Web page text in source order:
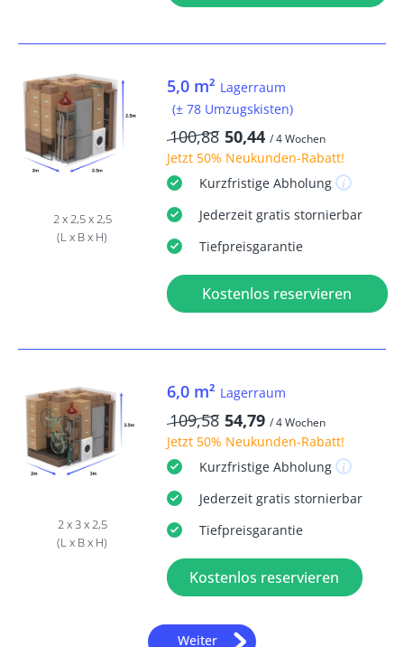
2 x 2,5 x 2,5
(L x B x H)
5,0 m² Lagerraum
(± 78 Umzugskisten)
100,88 50,44 / 4 Wochen
Jetzt 50% Neukunden-Rabatt!
KurzfristigeAbholung
Jederzeit gratis stornierbar
Tiefpreisgarantie
Kostenlos reservieren
2 x 3 x 2,5
(L x B x H)
6,0 m² Lagerraum
109,58 54,79 / 4 Wochen
Jetzt 50% Neukunden-Rabatt!
KurzfristigeAbholung
Jederzeit gratis stornierbar
Tiefpreisgarantie
Kostenlos reservieren
Weiter